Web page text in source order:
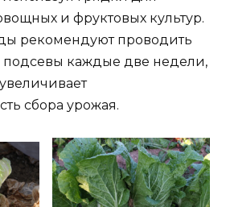
и фруктовых культур.
рекомендуют проводить
каждые две недели,
сбора урожая.